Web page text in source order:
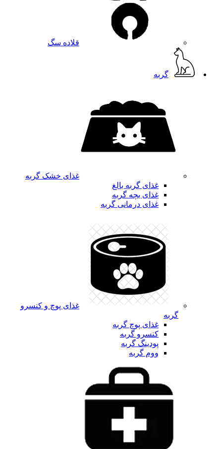
قلاده سگ
گربه
غذای خشک گربه
غذای گربه بالغ
غذای بچه گربه
غذای درمانی گربه
غذای پوچ و کنسرو
گربه
غذای پوچ گربه
کنسرو گربه
پودینگ گربه
ووم گربه